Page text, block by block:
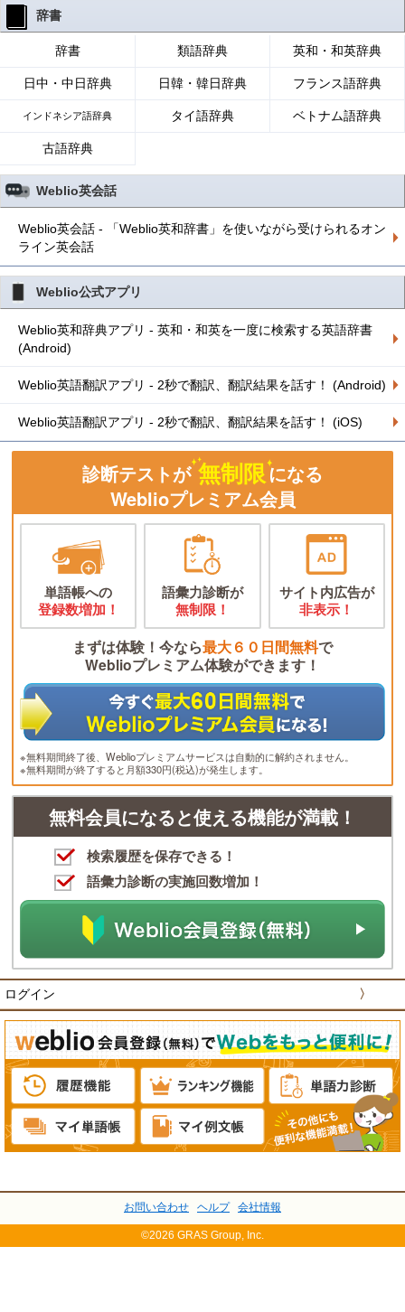
辞書
辞書 類語辞典 英和・和英辞典
日中・中日辞典 日韓・韓日辞典 フランス語辞典
インドネシア語辞典 タイ語辞典 ベトナム語辞典
古語辞典
Weblio英会話
Weblio英会話 - 「Weblio英和辞書」を使いながら受けられるオン
ライン英会話
Weblio公式アプリ
Weblio英和辞典アプリ - 英和・和英を一度に検索する英語辞書
(Android)
Weblio英語翻訳アプリ - 2秒で翻訳、翻訳結果を話す！ (Android)
Weblio英語翻訳アプリ - 2秒で翻訳、翻訳結果を話す！ (iOS)
診断テストが 無制限になる
Weblioプレミアム会員
単語帳への
登録数増加！
語彙力診断が
無制限！
サイト内広告が
非表示！
まずは体験！今なら最大６０日間無料で
Weblioプレミアム体験ができます！
※無料期間終了後、Weblioプレミアムサービスは自動的に解約されません。
※無料期間が終了すると月額330円(税込)が発生します。
無料会員になると使える機能が満載！
検索履歴を保存できる！
語彙力診断の実施回数増加！
ログイン 〉
お問い合わせ ヘルプ 会社情報
©2026 GRAS Group, Inc.